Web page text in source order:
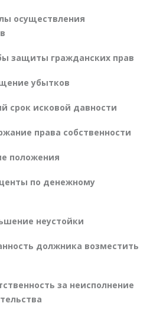
осуществления
защиты гражданских прав
убытков
срок исковой давности
права собственности
положения
по денежному
неустойки
должника возместить
за неисполнение